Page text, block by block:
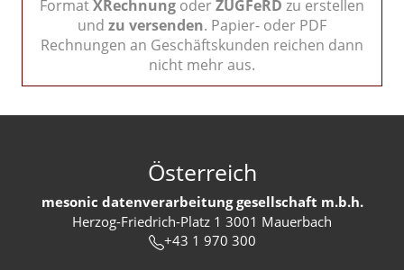
FormatXRechnung oderZUGFeRD zu erstellen
und zu versenden. Papier- oder PDF
Rechnungen an Geschäftskunden reichen dann
nicht mehr aus.
Österreich
mesonic datenverarbeitung gesellschaft m.b.h.
Herzog-Friedrich-Platz 1 3001 Mauerbach
+43 1 970 300